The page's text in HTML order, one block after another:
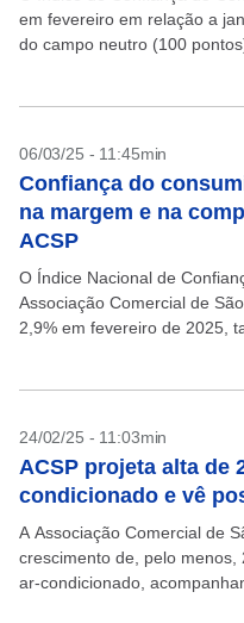
em fevereiro em relação a
do campo neutro (100
06/03/25 - 11:45min
Confiança do
na margem e na
ACSP
O Índice Nacional de
Associação Comercial de
2,9% em fevereiro de 2025,
24/02/25 - 11:03min
ACSP projeta alta de
condicionado e vê
A Associação Comercial de
crescimento de, pelo
ar-condicionado,